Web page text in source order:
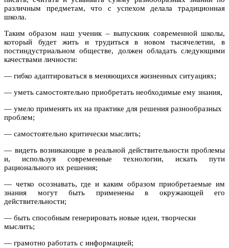
различным предметам, что с успехом делала традиционная
школа.
Таким образом наш ученик – выпускник современной школы,
который будет жить и трудиться в новом тысячелетии, в
постиндустриальном обществе, должен обладать следующими
качествами личности:
— гибко адаптироваться в меняющихся жизненных ситуациях;
— уметь самостоятельно приобретать необходимые ему знания,
— умело применять их на практике для решения разнообразных
проблем;
— самостоятельно критически мыслить;
— видеть возникающие в реальной действительности проблемы
и, используя современные технологии, искать пути
рационального их решения;
— четко осознавать, где и каким образом приобретаемые им
знания могут быть применены в окружающей его
действительности;
— быть способным генерировать новые идеи, творчески
мыслить;
— грамотно работать с информацией;